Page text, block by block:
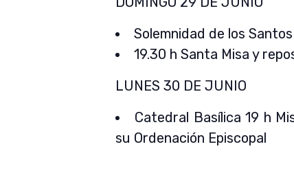
Solemnidad de los
19.30 h Santa Misa y
LUNES 30 DE JUNIO
Catedral Basílica 19 h
su Ordenación Episcopal